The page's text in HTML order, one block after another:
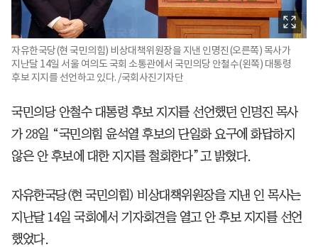
자유한국당(현 국민의힘) 비상대책위원장을 지낸 인명진(오른쪽) 목사가
지난달 14일 서울 여의도 국회 소통관에서 국민의당 안철수(왼쪽) 대통령
후보 지지를 선언하고 있다. /국회사진기자단
국민의당 안철수 대통령 후보 지지를 선언했던 인명진 목사
가 28일 “국민의힘 윤석열 후보의 단일화 요구에 화답하지
않은 안 후보에 대한 지지를 철회한다”고 밝혔다.
자유한국당(현 국민의힘) 비상대책위원장을 지낸 인 목사는
지난달 14일 국회에서 기자회견을 열고 안 후보 지지를 선언
했었다.